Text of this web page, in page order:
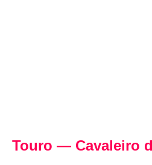
Touro — Cavaleiro